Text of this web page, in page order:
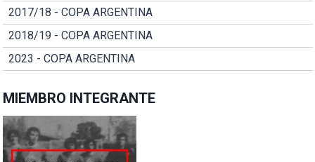
2017/18 - COPA ARGENTINA
2018/19 - COPA ARGENTINA
2023 - COPA ARGENTINA
MIEMBRO INTEGRANTE